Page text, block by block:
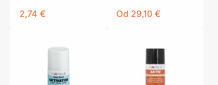
2,74 € Od 29,10 €